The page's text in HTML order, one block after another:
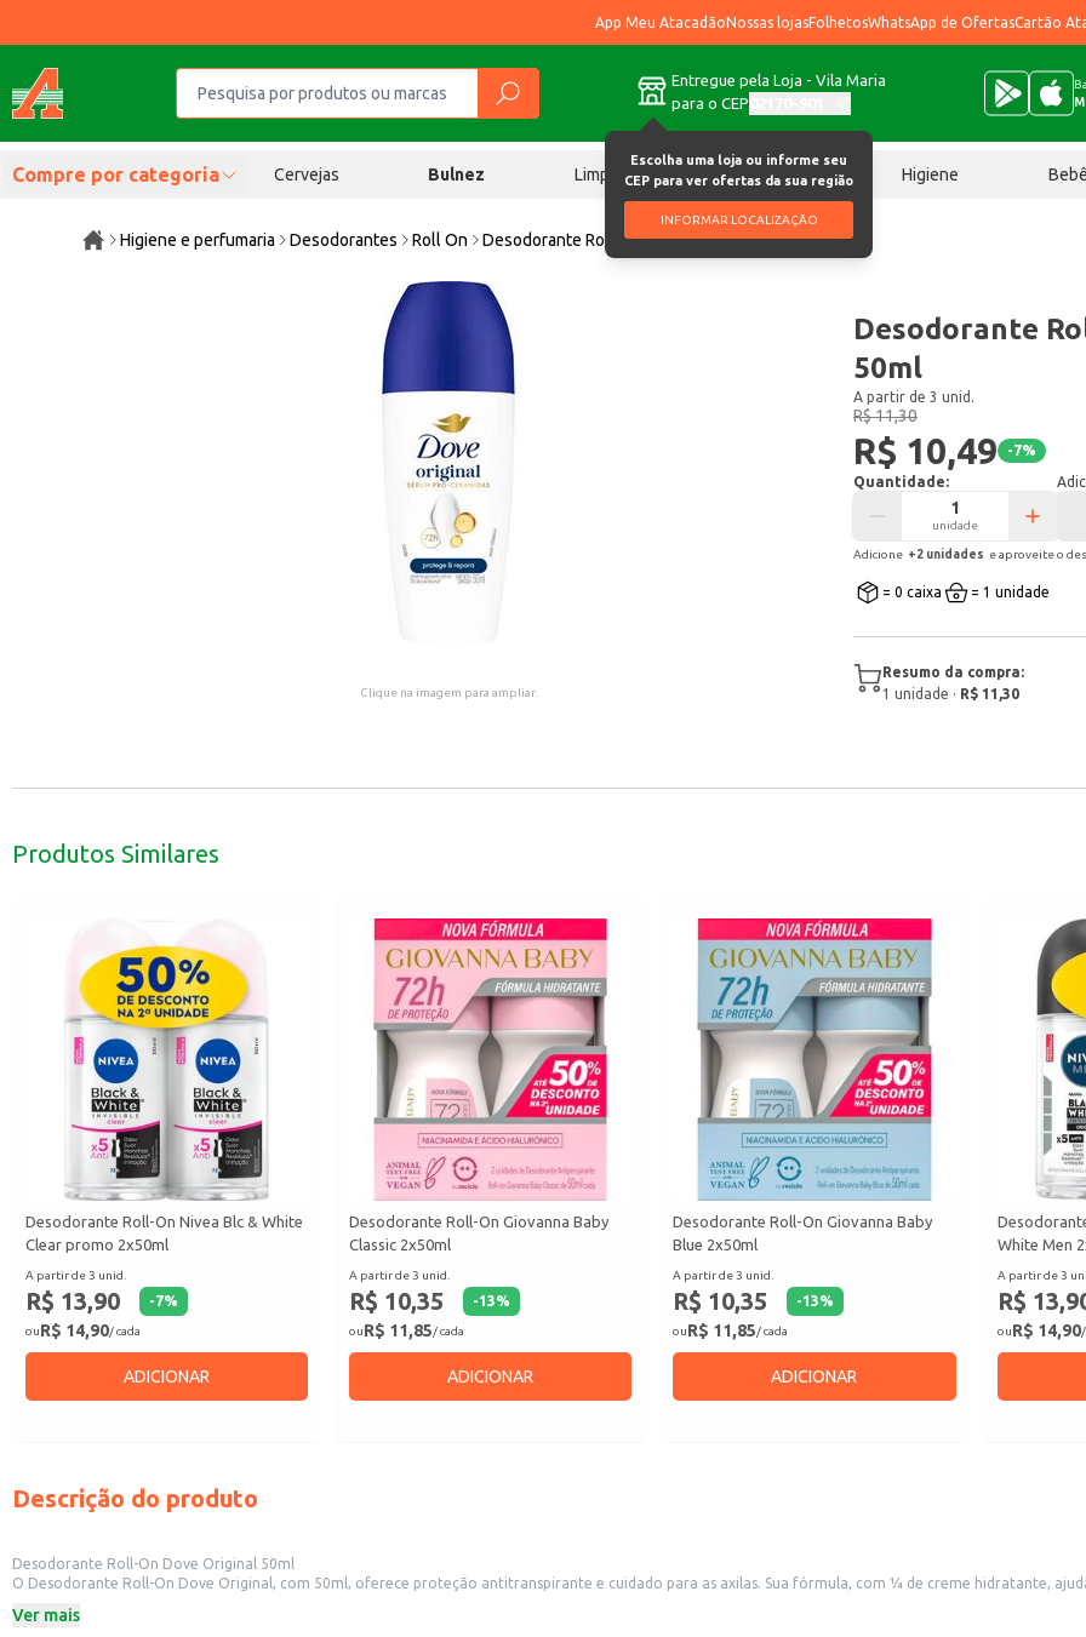
App Meu AtacadãoNossas lojasFolhetosWhatsApp de OfertasCartão
Entregue pela Loja - Vila Maria
para o CEP
Escolha uma loja ou informe seu
CEP para ver ofertas da sua região
INFORMAR LOCALIZAÇÃO
Compre por categoria Cervejas Bulnez Limpeza Chocolates Higiene
Higiene e perfumaria Desodorantes Roll On Desodorante Roll On Dove Original 50ml
Clique na imagem para ampliar.
Desodorante
50ml
A partir de 3 unid.
R$ 11,30
R$ 10,49 -7%
Quantidade:
unidade
Adicione +2 unidades e aproveite o
= 0 caixa = 1 unidade
Resumo da compra:
1 unidade · R$ 11,30
Produtos Similares
Desodorante Roll-On Nivea Blc & White
Clear promo 2x50ml
A partir de 3 unid.
R$ 13,90 -7%
ouR$ 14,90/ cada
ADICIONAR
Desodorante Roll-On Giovanna Baby
Classic 2x50ml
A partir de 3 unid.
R$ 10,35 -13%
ouR$ 11,85/ cada
ADICIONAR
Desodorante Roll-On Giovanna Baby
Blue 2x50ml
A partir de 3 unid.
R$ 10,35 -13%
ouR$ 11,85/ cada
ADICIONAR
White Men
A partir de 3
R$
ouR$ 14,90/
Descrição do produto
Desodorante Roll-On Dove Original 50ml
O Desodorante Roll-On Dove Original, com 50ml, oferece proteção antitranspirante e cuidado para as axilas. Sua fórmula, com ¼ de creme hidratante,
Dicas de uso:
Ver mais